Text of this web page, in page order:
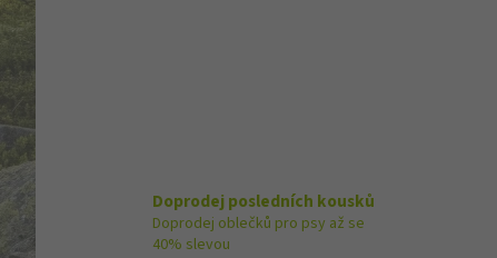
Doprodej posledních kousků
Doprodej oblečků pro psy až se
40% slevou